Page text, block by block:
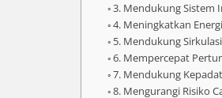
3. Mendukung Sistem
4. Meningkatkan Energi
5. Mendukung
6. Mempercepat
7. Mendukung
8. Mengurangi Risiko